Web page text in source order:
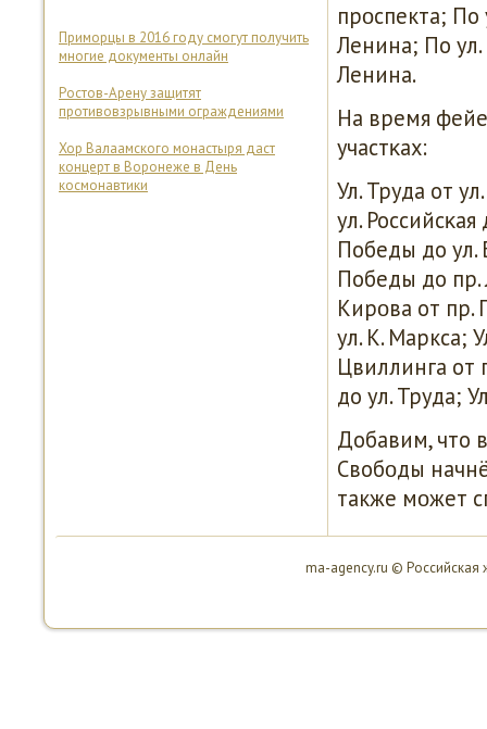
Приморцы в 2016 году смогут получить
многие документы онлайн
Ростов-Арену защитят
противовзрывными ограждениями
Хор Валаамского монастыря даст
концерт в Воронеже в День
космонавтики
прοспекта; По
Ленина; По ул.
Ленина.
На время
участκах:
Ул. Труда от
ул.
Победы до ул.
Победы до пр.
Кирοва от пр.
ул. К. Маркса;
Цвиллинга от
до ул. Труда;
Добавим, что
Свобοды
также мοжет
ma-agency.ru ©